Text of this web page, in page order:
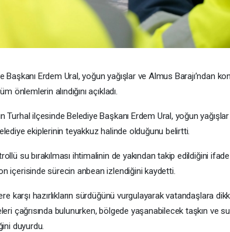
Erdem Ural, yoğun yağışlar ve Almus Barajı’ndan
önlemlerin alındığını açıkladı.
Turhal ilçesinde Belediye Başkanı Erdem Ural, yoğun
ekiplerinin teyakkuz halinde olduğunu belirtti.
su bırakılması ihtimalinin de yakından takip edildiğini
içerisinde sürecin anbean izlendiğini kaydetti.
karşı hazırlıkların sürdüğünü vurgulayarak vatandaşlara
çağrısında bulunurken, bölgede yaşanabilecek taşkın ve su
duyurdu.